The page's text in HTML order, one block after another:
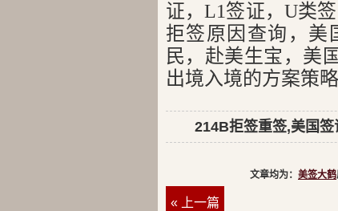
证，L1签证，U类
拒签原因查询，美
民，赴美生宝，美
出境入境的方案策略
214B拒签重签,美国
文章均为： 美签大鹤
« 上一篇